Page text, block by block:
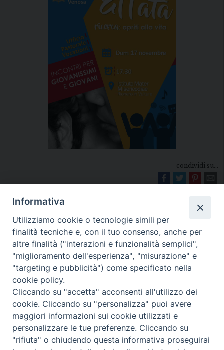
condividi su...
Diocesi di Melfi Rapolla Venosa
• Largo Duomo, 12 - 85025 MELFI (PZ) •
Tel. 0972238604
PEC ufficiale della Diocesi:
diocesi.melfi_rapolla_venosa@legalmail.it
Informativa
Utilizziamo cookie o tecnologie simili per
finalità tecniche e, con il tuo consenso, anche per
altre finalità ("interazioni e funzionalità semplici",
"miglioramento dell'esperienza", "misurazione" e
"targeting e pubblicità") come specificato nella
cookie policy.
Cliccando su "accetta" acconsenti all'utilizzo dei
cookie. Cliccando su "personalizza" puoi avere
maggiori informazioni sui cookie utilizzati e
personalizzare le tue preferenze. Cliccando su
"rifiuta" o chiudendo questa informativa proseguirai